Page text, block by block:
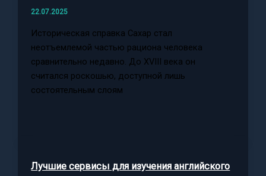
22.07.2025
Историческая справка Сахар стал
неотъемлемой частью рациона человека
сравнительно недавно. До XVIII века он
считался роскошью, доступной лишь
состоятельным слоям
Лучшие сервисы для изучения английского